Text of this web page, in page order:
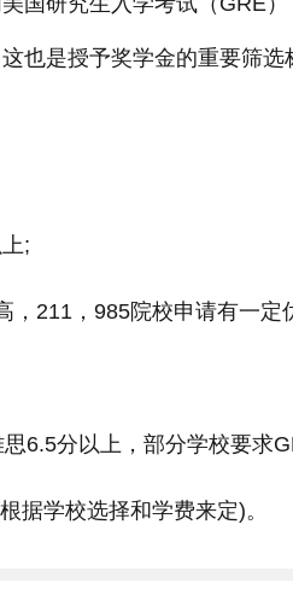
也是授予奖学金的重要筛
;
，211，985院校申请有一定
6.5分以上，部分学校要求
据学校选择和学费来定)。